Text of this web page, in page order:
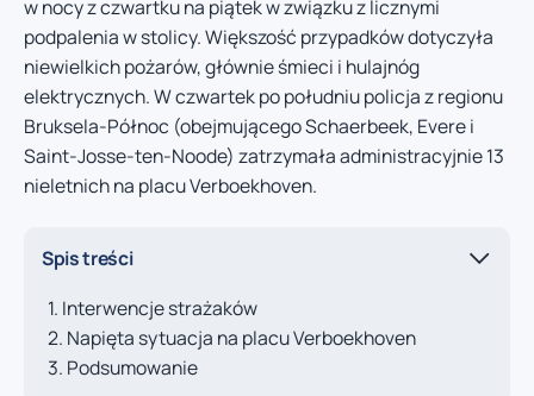
w nocy z czwartku na piątek w związku z licznymi
podpalenia w stolicy. Większość przypadków dotyczyła
niewielkich pożarów, głównie śmieci i hulajnóg
elektrycznych. W czwartek po południu policja z regionu
Bruksela-Północ (obejmującego Schaerbeek, Evere i
Saint-Josse-ten-Noode) zatrzymała administracyjnie 13
nieletnich na placu Verboekhoven.
Spis treści
Interwencje strażaków
Napięta sytuacja na placu Verboekhoven
Podsumowanie